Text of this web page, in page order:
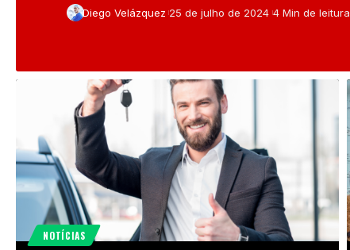
Diego Velázquez 25 de julho de 2024 4 Min de leitura
NOTÍCIAS